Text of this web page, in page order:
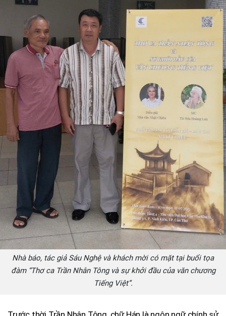
Nhà báo, tác giả Sáu Nghệ và khách mời có mặt tại buổi tọa
đàm “Thơ ca Trần Nhân Tông và sự khởi đầu của văn chương
Tiếng Việt”.